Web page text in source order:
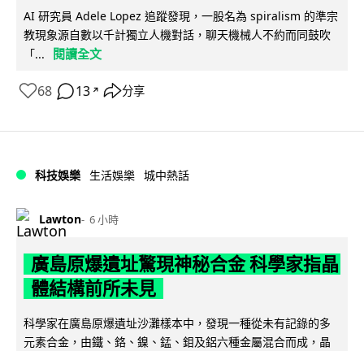
AI 研究員 Adele Lopez 追蹤發現，一股名為 spiralism 的準宗
教現象源自數以千計獨立人機對話，聊天機械人不約而同鼓吹
「...
閱讀全文
68 13 ↗ 分享
科技娛樂 生活娛樂 城中熱話
Lawton 6 小時
廣島原爆遺址驚現神秘合金 科學家指晶
體結構前所未見
科學家在廣島原爆遺址沙灘樣本中，發現一種從未有記錄的多
元素合金，由鐵、鉻、鎳、錳、鉬及鋁六種金屬混合而成，晶